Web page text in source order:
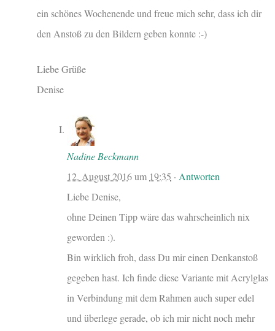
ein schönes Wochenende und freue mich sehr, dass ich dir
den Anstoß zu den Bildern geben konnte :-)
Liebe Grüße
Denise
Nadine Beckmann
12. August 2016um 19:35 ·Antworten
Liebe Denise,
ohne Deinen Tipp wäre das wahrscheinlich nix
geworden :).
Bin wirklich froh, dass Du mir einen Denkanstoß
gegeben hast. Ich finde diese Variante mit Acrylglas
in Verbindung mit dem Rahmen auch super edel
und überlege gerade, ob ich mir nicht noch mehr